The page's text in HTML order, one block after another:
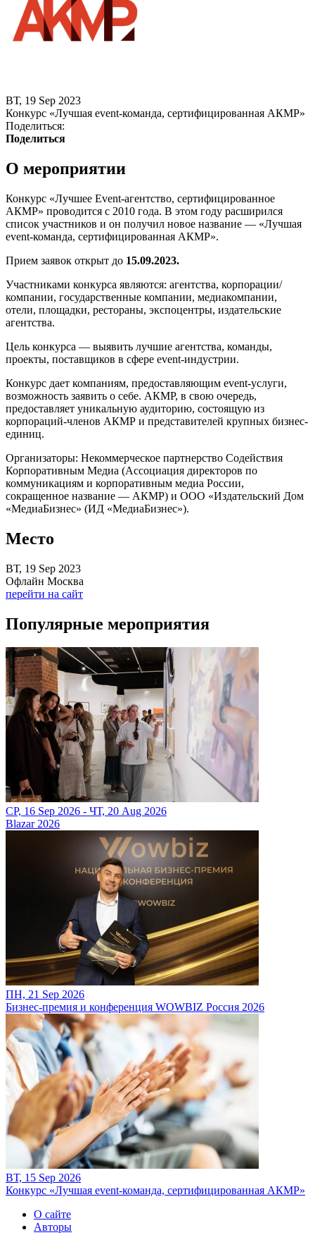
ВТ, 19 Sep 2023
Конкурс «Лучшая event-команда, сертифицированная АКМР»
Поделиться:
Поделиться
О мероприятии
Конкурс «Лучшее Event-агентство, сертифицированное
АКМР» проводится с 2010 года. В этом году расширился
список участников и он получил новое название — «Лучшая
event-команда, сертифицированная АКМР».
Прием заявок открыт до 15.09.2023.
Участниками конкурса являются: агентства, корпорации/
компании, государственные компании, медиакомпании,
отели, площадки, рестораны, экспоцентры, издательские
агентства.
Цель конкурса — выявить лучшие агентства, команды,
проекты, поставщиков в сфере event-индустрии.
Конкурс дает компаниям, предоставляющим event-услуги,
возможность заявить о себе. АКМР, в свою очередь,
предоставляет уникальную аудиторию, состоящую из
корпораций-членов АКМР и представителей крупных бизнес-
единиц.
Организаторы: Некоммерческое партнерство Содействия
Корпоративным Медиа (Ассоциация директоров по
коммуникациям и корпоративным медиа России,
сокращенное название — АКМР) и ООО «Издательский Дом
«МедиаБизнес» (ИД «МедиаБизнес»).
Место
ВТ, 19 Sep 2023
Офлайн Москва
перейти на сайт
Популярные мероприятия
СР, 16 Sep 2026 - ЧТ, 20 Aug 2026
Blazar 2026
ПН, 21 Sep 2026
Бизнес-премия и конференция WOWBIZ Россия 2026
ВТ, 15 Sep 2026
Конкурс «Лучшая event-команда, сертифицированная АКМР»
О сайте
Авторы